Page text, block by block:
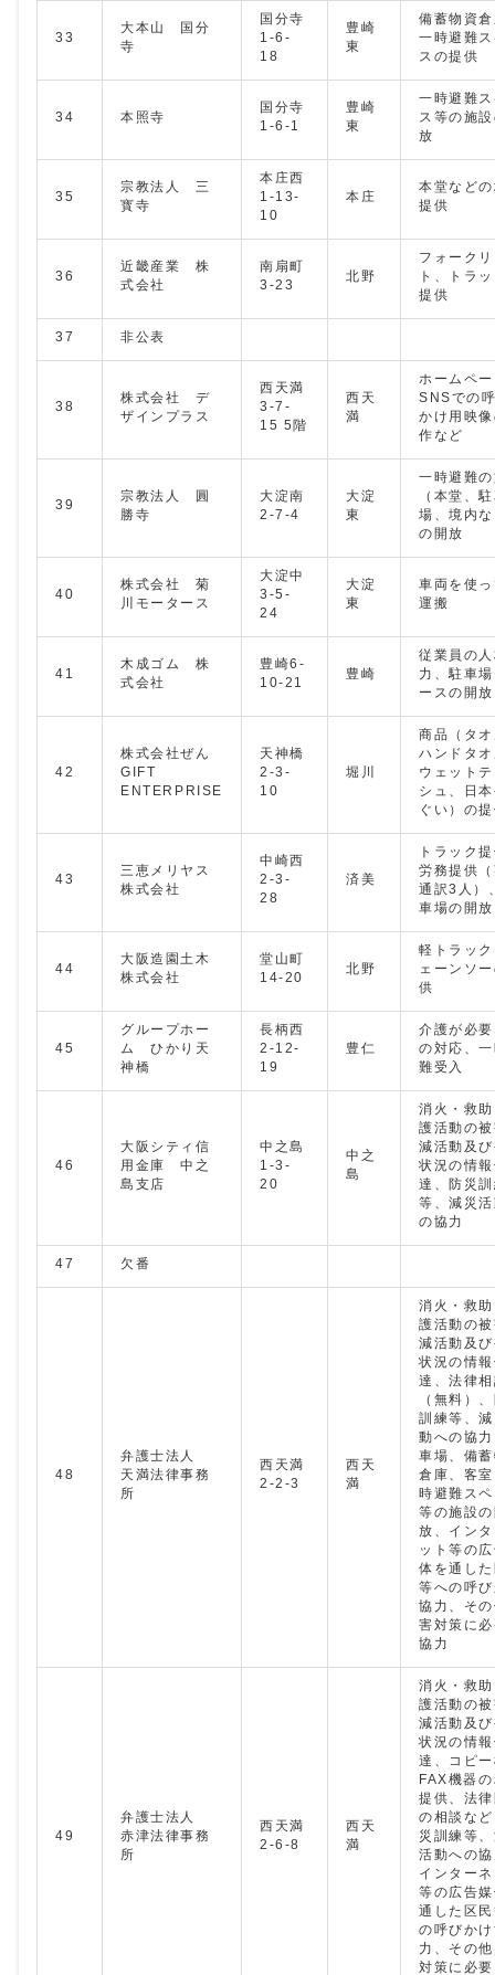
33
大本山 国分
寺
国分寺
1-6-
18
豊崎
東
備蓄物資
一時避難
スの提供
34 本照寺
国分寺
1-6-1
豊崎
東
一時避難
ス等の施
放
35
宗教法人 三
寳寺
本庄西
1-13-
10
本庄
本堂など
提供
36
近畿産業 株
式会社
南扇町
3-23
北野
フォーク
ト、トラ
提供
37 非公表
38
株式会社 デ
ザインプラス
西天満
3-7-
15 5階
西天
満
ホームペ
SNSでの
かけ用映
作など
39
宗教法人 圓
勝寺
大淀南
2-7-4
大淀
東
一時避難
（本堂、
場、境内
の開放
40
株式会社 菊
川モータース
大淀中
3-5-
24
大淀
東
車両を使
運搬
41
木成ゴム 株
式会社
豊崎6-
10-21
豊崎
従業員の
力、駐車
ースの開放
42
株式会社ぜん
GIFT
ENTERPRISE
天神橋
2-3-
10
堀川
商品（タ
ハンドタ
ウェット
シュ、日
ぐい）の
43
三恵メリヤス
株式会社
中崎西
2-3-
28
済美
トラック
労務提供
通訳3人）
車場の開放
44
大阪造園土木
株式会社
堂山町
14‐20
北野
軽トラッ
ェーンソ
供
45
グループホー
ム ひかり天
神橋
長柄西
2-12-
19
豊仁
介護が必
の対応、
難受入
46
大阪シティ信
用金庫 中之
島支店
中之島
1-3-
20
中之
島
消火・救
護活動の
減活動及
状況の情
達、防災
等、減災
の協力
47 欠番
48
弁護士法人
天満法律事務
所
西天満
2-2-3
西天
満
消火・救
護活動の
減活動及
状況の情
達、法律
（無料）
訓練等、
動への協
車場、備
倉庫、客
時避難ス
等の施設
放、イン
ット等の
体を通し
等への呼
協力、そ
害対策に
協力
49
弁護士法人
赤津法律事務
所
西天満
2-6-8
西天
満
消火・救
護活動の
減活動及
状況の情
達、コピ
FAX機器
提供、法
の相談な
災訓練等
活動への
インター
等の広告
通した区
の呼びか
力、その
対策に必